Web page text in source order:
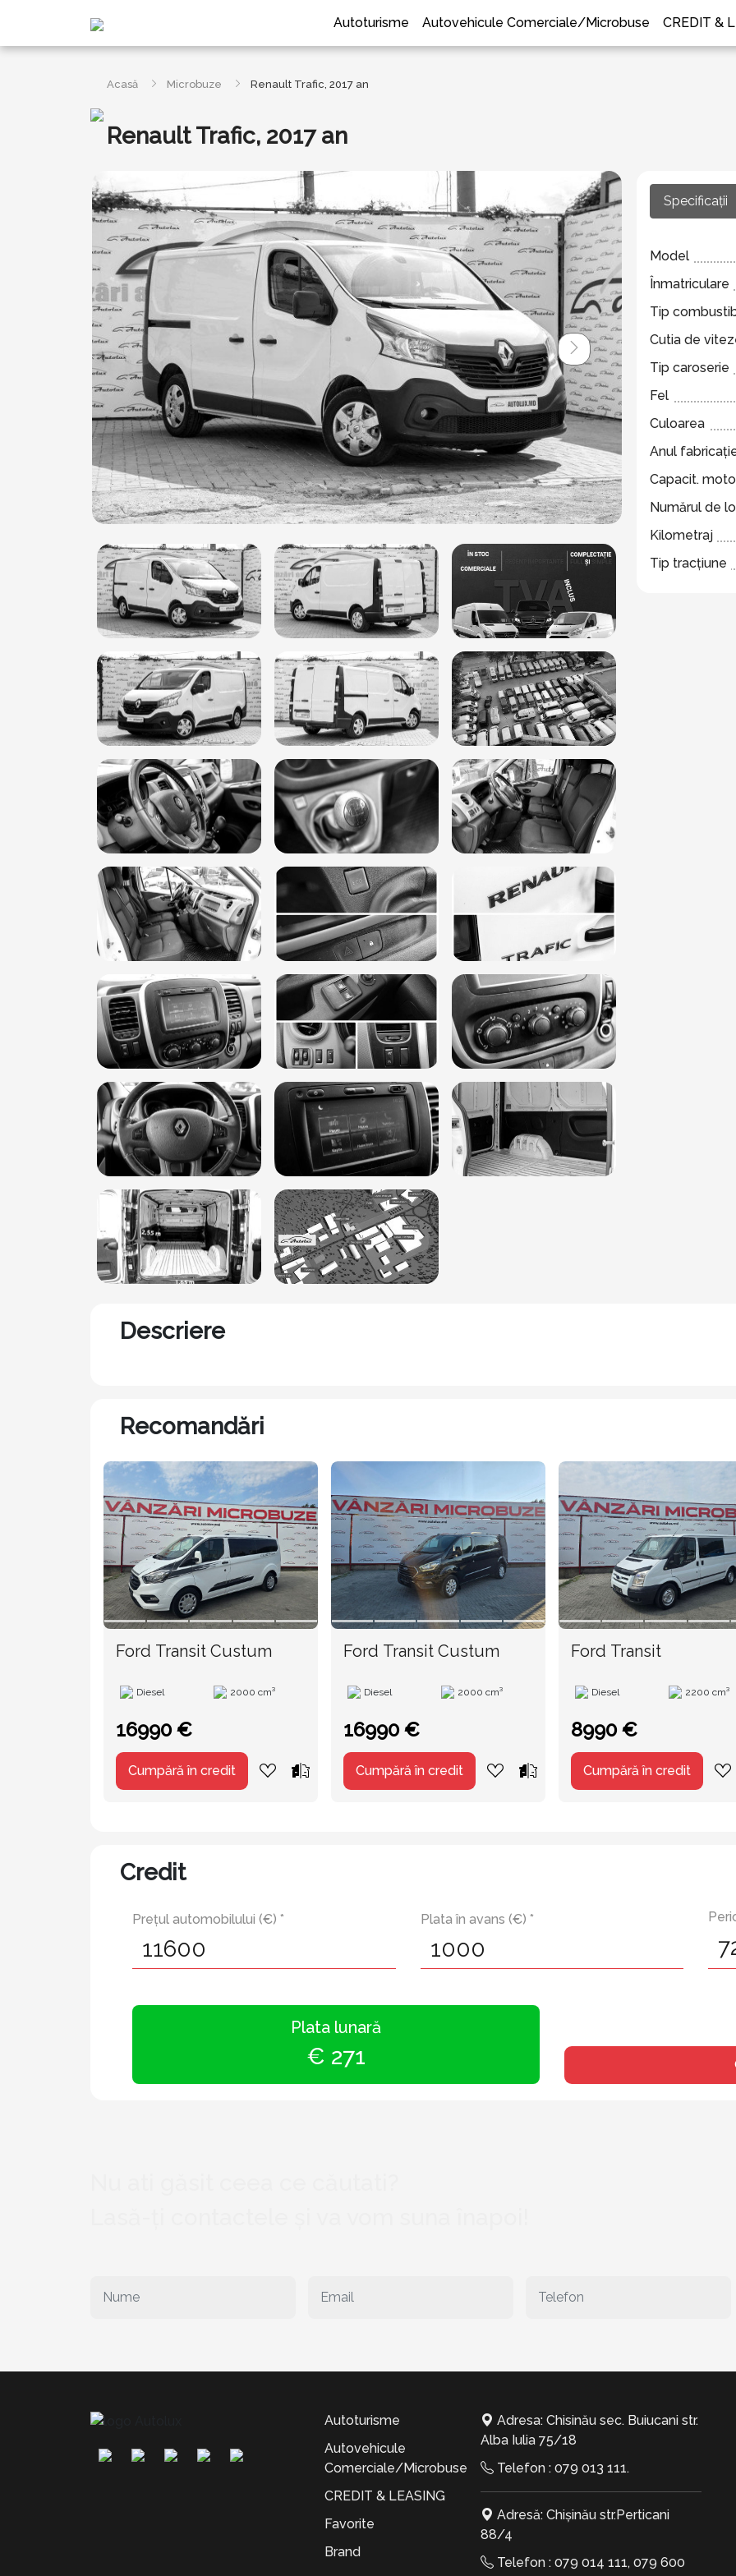
Autoturisme Autovehicule Comerciale/Microbuse CREDIT &
Acasă Microbuze Renault Trafic, 2017 an
Renault Trafic, 2017 an
Specificații
Model
Înmatriculare
Tip
Cutia de
Tip caroserie
Fel
Culoarea
Anul
Capacit.
Numărul de
Kilometraj
Tip tracțiune
Descriere
Recomandări
Ford Transit Custum
Diesel 2000 cm³
16990 €
Cumpără în credit
Ford Transit Custum
Diesel 2000 cm³
16990 €
Cumpără în credit
Ford Transit
Diesel 2200 cm³
8990 €
Cumpără în credit
Credit
Prețul automobilului (€) * Plata în avans (€) *
Plata lunară
€ 271
Autoturisme
Autovehicule
Comerciale/Microbuse
CREDIT & LEASING
Favorite
Brand
Adresa: Chisinău sec. Buiucani str.
Alba Iulia 75/18
Telefon : 079 013 111.
Adresă: Chișinău str.Perticani
88/4
Telefon : 079 014 111, 079 600